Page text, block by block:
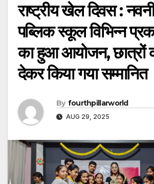
राष्ट्रीय खेल दिवस :
पब्लिक स्कूल विभिन्न
का हुआ आयोजन, छात्रों
देकर किया गया सम्मानित
By fourthpillarworld
AUG 29, 2025